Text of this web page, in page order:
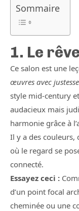
Sommaire
1. Le
Ce salon est une
œuvres avec justesse
style mid-century
audacieux mais
harmonie grâce à
Il y a des couleurs,
où le regard se
connecté.
Essayez ceci :
d’un point focal
cheminée ou une